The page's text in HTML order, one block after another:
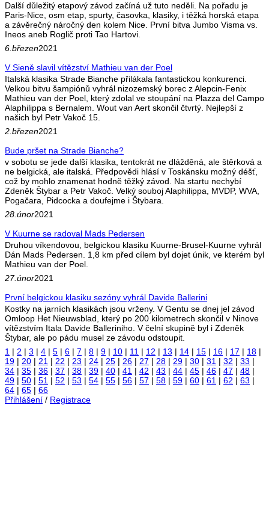
Další důležitý etapový závod začíná už tuto neděli. Na pořadu je
Paris-Nice, osm etap, spurty, časovka, klasiky, i těžká horská etapa
a závěrečný náročný den kolem Nice. První bitva Jumbo Visma vs.
Ineos aneb Roglič proti Tao Hartovi.
6.březen2021
V Sieně slavil vítězství Mathieu van der Poel
Italská klasika Strade Bianche přilákala fantastickou konkurenci.
Velkou bitvu šampiónů vyhrál nizozemský borec z Alepcin-Fenix
Mathieu van der Poel, který zdolal ve stoupání na Plazza del Campo
Alaphilippa s Bernalem. Wout van Aert skončil čtvrtý. Nejlepší z
našich byl Petr Vakoč 15.
2.březen2021
Bude pršet na Strade Bianche?
v sobotu se jede další klasika, tentokrát ne dlážděná, ale štěrková a
ne belgická, ale italská. Předpovědi hlásí v Toskánsku možný déšť,
což by mohlo znamenat hodně těžký závod. Na startu nechybí
Zdeněk Štybar a Petr Vakoč. Velký souboj Alaphilippa, MVDP, WVA,
Pogačara, Pidcocka a doufejme i Štybara.
28.únor2021
V Kuurne se radoval Mads Pedersen
Druhou víkendovou, belgickou klasiku Kuurne-Brusel-Kuurne vyhrál
Dán Mads Pedersen. 1,8 km před cílem byl dojet únik, ve kterém byl
Mathieu van der Poel.
27.únor2021
První belgickou klasiku sezóny vyhrál Davide Ballerini
Kostky na jarních klasikách jsou vrženy. V Gentu se dnej jel závod
Omloop Het Nieuwsblad, který po 200 kilometrech skončil v Ninove
vítězstvím Itala Davide Balleriniho. V čelní skupině byl i Zdeněk
Štybar, ale po pádu musel ze závodu odstoupit.
1 | 2 | 3 | 4 | 5 | 6 | 7 | 8 | 9 | 10 | 11 | 12 | 13 | 14 | 15 | 16 | 17 | 18 |
19 | 20 | 21 | 22 | 23 | 24 | 25 | 26 | 27 | 28 | 29 | 30 | 31 | 32 | 33 |
34 | 35 | 36 | 37 | 38 | 39 | 40 | 41 | 42 | 43 | 44 | 45 | 46 | 47 | 48 |
49 | 50 | 51 | 52 | 53 | 54 | 55 | 56 | 57 | 58 | 59 | 60 | 61 | 62 | 63 |
64 | 65 | 66
Přihlášení / Registrace